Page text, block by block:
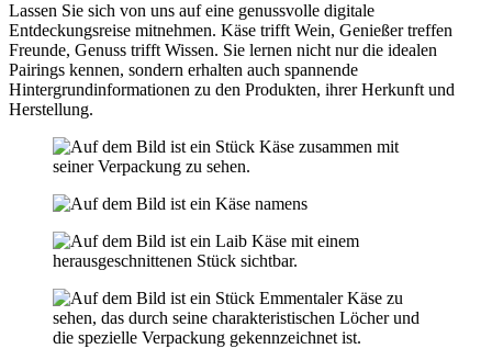
Lassen Sie sich von uns auf eine genussvolle digitale
Entdeckungsreise mitnehmen. Käse trifft Wein, Genießer treffen
Freunde, Genuss trifft Wissen. Sie lernen nicht nur die idealen
Pairings kennen, sondern erhalten auch spannende
Hintergrundinformationen zu den Produkten, ihrer Herkunft und
Herstellung.